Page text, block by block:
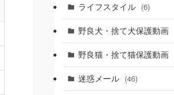
ライフスタイル (6)
野良犬・捨て犬保護動画
野良猫・捨て猫保護動画
迷惑メール (46)